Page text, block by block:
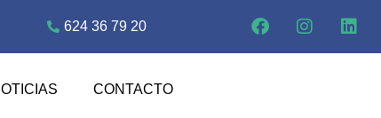
624 36 79 20
CONTACTO